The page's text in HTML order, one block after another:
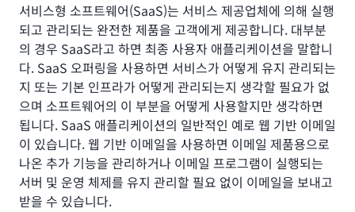
서비스형 소프트웨어(SaaS)는 서비스 제공업체에 의해 실행
되고 관리되는 완전한 제품을 고객에게 제공합니다. 대부분
의 경우 SaaS라고 하면 최종 사용자 애플리케이션을 말합니
다. SaaS 오퍼링을 사용하면 서비스가 어떻게 유지 관리되는
지 또는 기본 인프라가 어떻게 관리되는지 생각할 필요가 없
으며 소프트웨어의 이 부분을 어떻게 사용할지만 생각하면
됩니다. SaaS 애플리케이션의 일반적인 예로 웹 기반 이메일
이 있습니다. 웹 기반 이메일을 사용하면 이메일 제품용으로
나온 추가 기능을 관리하거나 이메일 프로그램이 실행되는
서버 및 운영 체제를 유지 관리할 필요 없이 이메일을 보내고
받을 수 있습니다.